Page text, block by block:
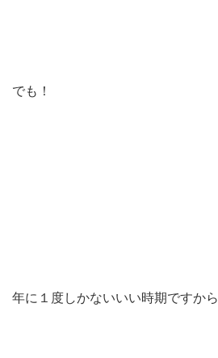
でも！
年に１度しかないいい時期ですから